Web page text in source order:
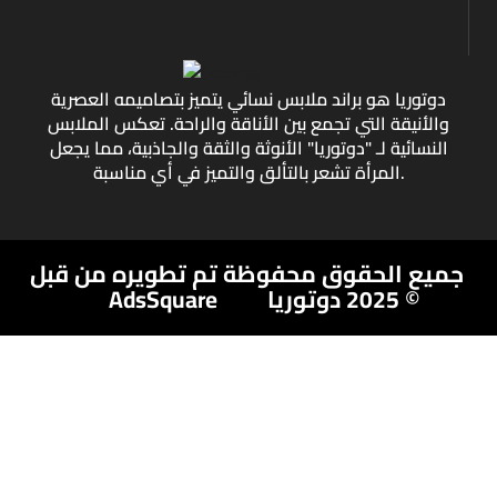
دوتوريا هو براند ملابس نسائي يتميز بتصاميمه العصرية
والأنيقة التي تجمع بين الأناقة والراحة. تعكس الملابس
النسائية لـ "دوتوريا" الأنوثة والثقة والجاذبية، مما يجعل
المرأة تشعر بالتألق والتميز في أي مناسبة.
جميع الحقوق محفوظة
© 2025 دوتوريا
تم تطويره من قبل
AdsSquare